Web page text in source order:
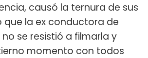
causó la ternura de sus
que la ex conductora de
no se resistió a filmarla y
momento con todos